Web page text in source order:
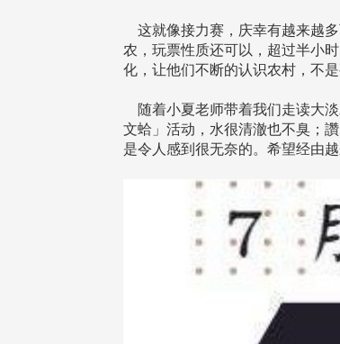
这就像接力赛，庆幸有越来越
农，玩票性质还可以，超过半小
化，让他们不断的认识农村，不
随着小夏老师带着我们走读大
文蛤」活动，水很清澈也不臭；
是令人感到很无奈的。希望经由